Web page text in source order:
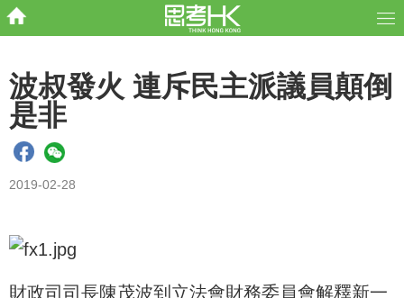
波叔發火 連斥民主派議員顛倒
是非
2019-02-28
財政司司長陳茂波到立法會財務委員會解釋新一